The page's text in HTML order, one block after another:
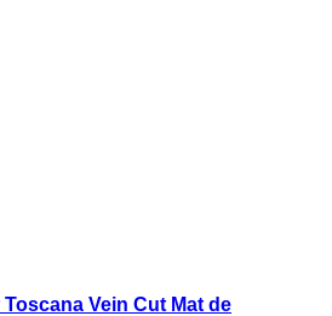
Vein Cut Mat de